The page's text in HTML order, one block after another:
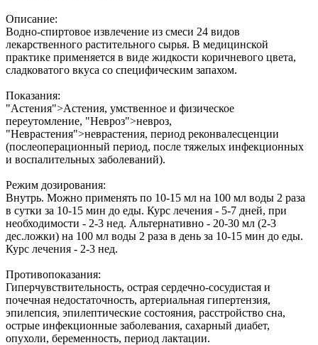
Описание:
Водно-спиртовое извлечение из смеси 24 видов
лекарственного растительного сырья. В медицинской
практике применяется в виде жидкости коричневого цвета,
сладковатого вкуса со специфическим запахом.
Показания:
"Астения">Астения, умственное и физическое
переутомление, "Невроз">невроз,
"Неврастения">неврастения, период реконвалесценции
(послеоперационный период, после тяжелых инфекционных
и воспалительных заболеваний).
Режим дозирования:
Внутрь. Можно применять по 10-15 мл на 100 мл воды 2 раза
в сутки за 10-15 мин до еды. Курс лечения - 5-7 дней, при
необходимости - 2-3 нед. Альтернативно - 20-30 мл (2-3
дес.ложки) на 100 мл воды 2 раза в день за 10-15 мин до еды.
Курс лечения - 2-3 нед.
Противопоказания:
Гиперчувствительность, острая сердечно-сосудистая и
почечная недостаточность, артериальная гипертензия,
эпилепсия, эпилептические состояния, расстройство сна,
острые инфекционные заболевания, сахарный диабет,
опухоли, беременность, период лактации.